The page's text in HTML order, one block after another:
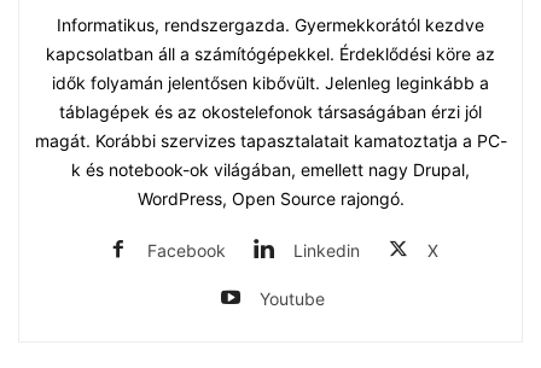
Informatikus, rendszergazda. Gyermekkorától kezdve
kapcsolatban áll a számítógépekkel. Érdeklődési köre az
idők folyamán jelentősen kibővült. Jelenleg leginkább a
táblagépek és az okostelefonok társaságában érzi jól
magát. Korábbi szervizes tapasztalatait kamatoztatja a PC-
k és notebook-ok világában, emellett nagy Drupal,
WordPress, Open Source rajongó.
Facebook Linkedin X
Youtube